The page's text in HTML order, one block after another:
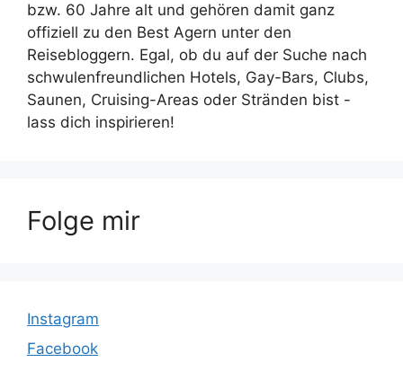
bzw. 60 Jahre alt und gehören damit ganz
offiziell zu den Best Agern unter den
Reisebloggern. Egal, ob du auf der Suche nach
schwulenfreundlichen Hotels, Gay-Bars, Clubs,
Saunen, Cruising-Areas oder Stränden bist -
lass dich inspirieren!
Folge mir
Instagram
Facebook